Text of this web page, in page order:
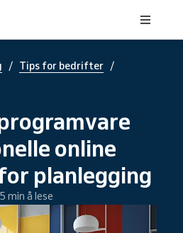
/ Tips for bedrifter /
online
planlegging
5 min å lese